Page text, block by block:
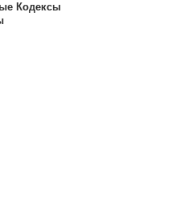
Кодексы